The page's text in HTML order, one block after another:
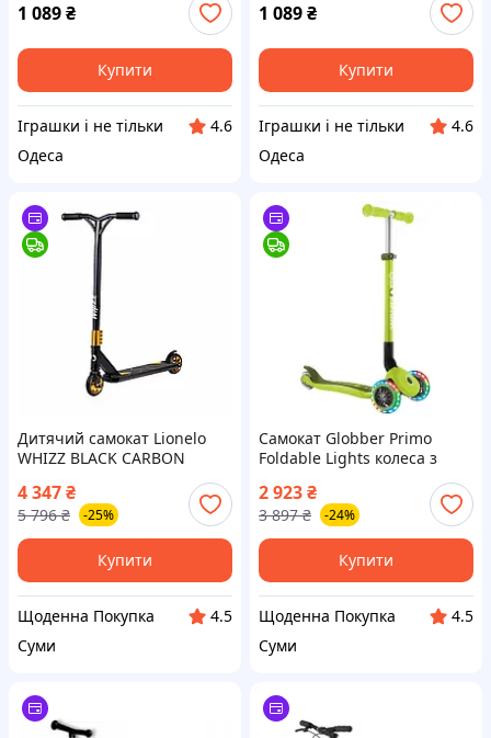
1 089₴
Купити
Iграшки i не тiльки
4.6
Одеса
1 089₴
Купити
Iграшки i не тiльки
4.6
Одеса
Дитячий самокат Lionelo
WHIZZ BLACK CARBON
4 347₴
5 796 ₴ -25%
Купити
Щоденна Покупка
4.5
Суми
Самокат Globber Primo
Foldable Lights колеса з
Зелений (432-106-3)
2 923₴
3 897 ₴ -24%
Купити
Щоденна Покупка
4.5
Суми